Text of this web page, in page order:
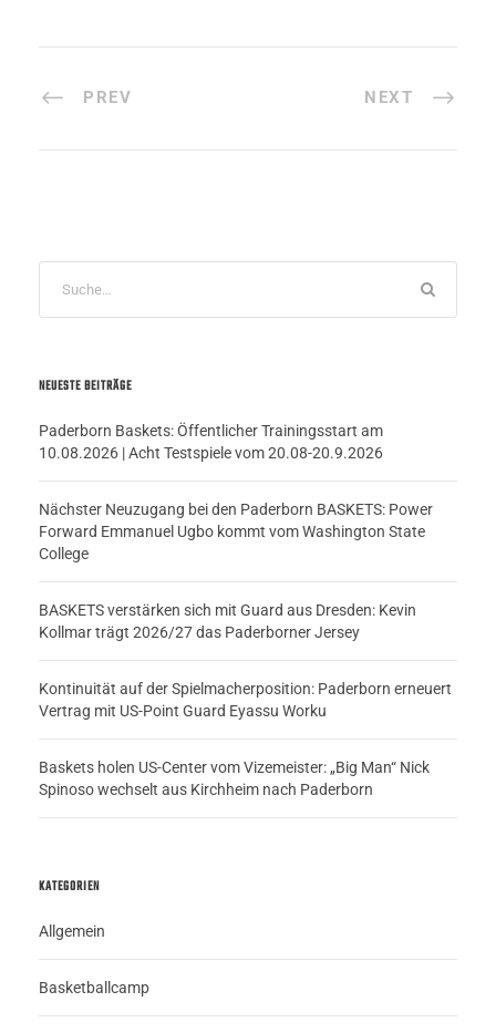
PREV NEXT
NEUESTE BEITRÄGE
Paderborn Baskets: Öffentlicher Trainingsstart am
10.08.2026 | Acht Testspiele vom 20.08-20.9.2026
Nächster Neuzugang bei den Paderborn BASKETS: Power
Forward Emmanuel Ugbo kommt vom Washington State
College
BASKETS verstärken sich mit Guard aus Dresden: Kevin
Kollmar trägt 2026/27 das Paderborner Jersey
Kontinuität auf der Spielmacherposition: Paderborn erneuert
Vertrag mit US-Point Guard Eyassu Worku
Baskets holen US-Center vom Vizemeister: „Big Man“ Nick
Spinoso wechselt aus Kirchheim nach Paderborn
KATEGORIEN
Allgemein
Basketballcamp